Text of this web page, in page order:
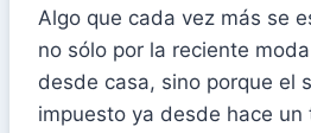
Algo que cada vez más se
no sólo por la reciente
desde casa, sino porque el
impuesto ya desde hace un